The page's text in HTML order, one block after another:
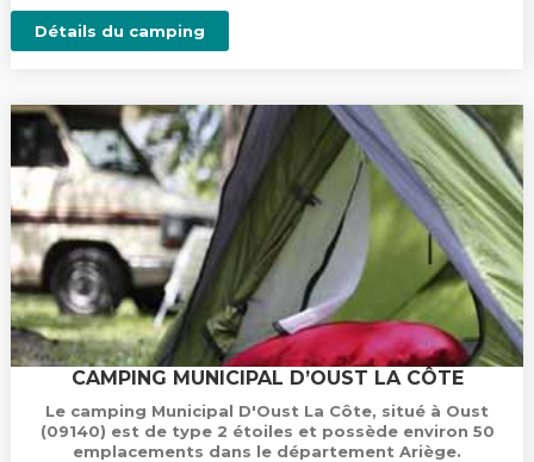
Détails du camping
CAMPING MUNICIPAL D’OUST LA CÔTE
Le camping Municipal D'Oust La Côte, situé à Oust
(09140) est de type 2 étoiles et possède environ 50
emplacements dans le département Ariège.